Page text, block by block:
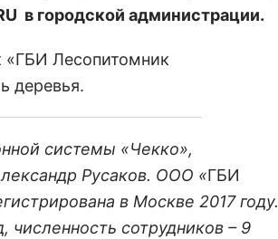
в городской администрации.
«ГБИ Лесопитомник
деревья.
системы «Чекко»,
Русаков. ООО «ГБИ
в Москве 2017 году.
сотрудников – 9